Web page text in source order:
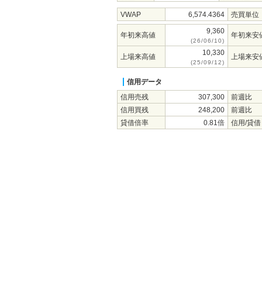
VWAP 6,574.4364 売買単位
年初来高値 9,360
(26/06/10)
年初来安
上場来高値 10,330
(25/09/12)
上場来安
信用データ
信用売残
307,300
前週比
信用買残
248,200
前週比
貸借倍率
0.81倍 信用/貸借